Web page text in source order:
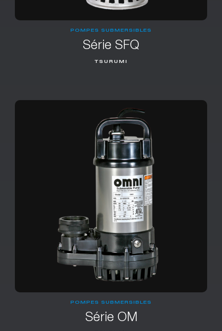
POMPES SUBMERSIBLES
Série SFQ
TSURUMI
POMPES SUBMERSIBLES
Série OM